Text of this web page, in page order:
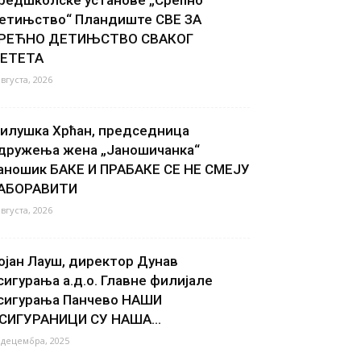
Пландиште СВЕ ЗА
ДЕТИЊСТВО СВАКОГ
2026
Хрћан, председница
жена „Јаношичанка“
БАКЕ И ПРАБАКЕ СЕ НЕ СМЕЈУ
2026
Лауш, директор Дунав
а.д.о. Главне филијале
Панчево НАШИ
СУ НАША...
2025